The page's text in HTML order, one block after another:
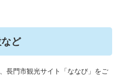
ど
長門市観光サイト「ななび」をご